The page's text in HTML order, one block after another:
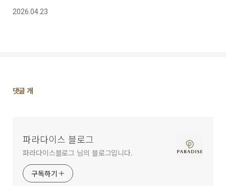
2026.04.23
댓
댓글개
파라다이스 블로그
파라다이스블로그 님의 블로그입니다.
구독하기